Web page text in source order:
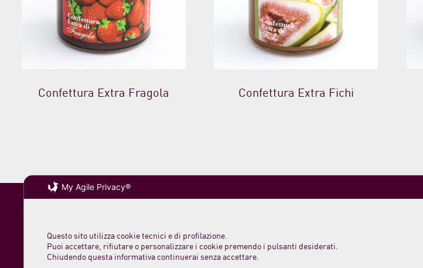
Confettura Extra Fragola Confettura Extra Fichi
loc. San Rocco Meleta 12
61044 Cantiano PU Italy
My Agile Privacy®
Questo sito utilizza cookie tecnici e di profilazione.
Puoi accettare, rifiutare o personalizzare i cookie premendo i pulsanti desiderati.
Chiudendo questa informativa continuerai senza accettare.